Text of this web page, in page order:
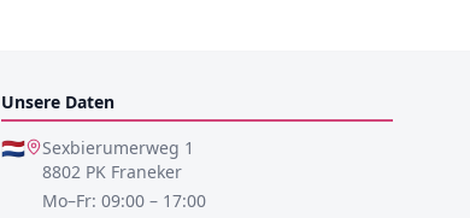
Unsere Daten
🇳🇱
Sexbierumerweg 1
8802 PK Franeker
Mo–Fr: 09:00 – 17:00